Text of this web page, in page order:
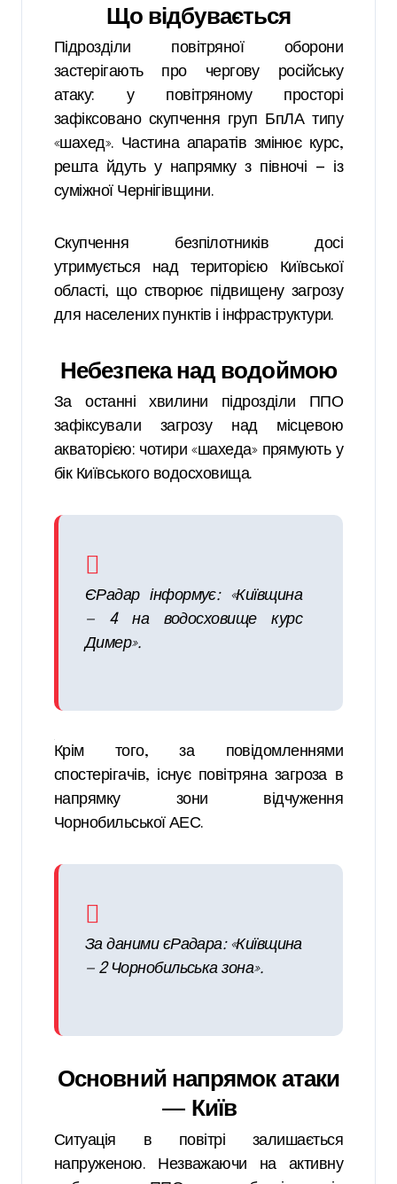
Що відбувається
Підрозділи повітряної оборони
застерігають про чергову російську
атаку: у повітряному просторі
зафіксовано скупчення груп БпЛА типу
«шахед». Частина апаратів змінює курс,
решта йдуть у напрямку з півночі — із
суміжної Чернігівщини.
Скупчення безпілотників досі
утримується над територією Київської
області, що створює підвищену загрозу
для населених пунктів і інфраструктури.
Небезпека над водоймою
За останні хвилини підрозділи ППО
зафіксували загрозу над місцевою
акваторією: чотири «шахеда» прямують у
бік Київського водосховища.
ЄРадар інформує: «Київщина
— 4 на водосховище курс
Димер».
Крім того, за повідомленнями
спостерігачів, існує повітряна загроза в
напрямку зони відчуження
Чорнобильської АЕС.
За даними єРадара: «Київщина
— 2 Чорнобильська зона».
Основний напрямок атаки
— Київ
Ситуація в повітрі залишається
напруженою. Незважаючи на активну